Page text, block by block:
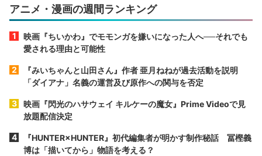
アニメ・漫画の週間ランキング
映画『ちいかわ』でモモンガを嫌いになった人へ──それでも
愛される理由と可能性
『みいちゃんと山田さん』作者 亜月ねねが過去活動を説明
「ダイアナ」名義の運営及び原作への関与を否定
映画『閃光のハサウェイ キルケーの魔女』Prime Videoで見
放題配信決定
『HUNTER×HUNTER』初代編集者が明かす制作秘話 冨樫義
博は「描いてから」物語を考える？